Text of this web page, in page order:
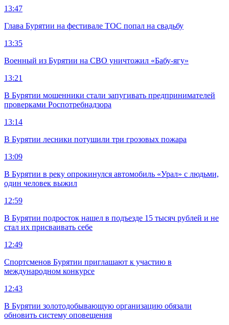
13:47
Глава Бурятии на фестивале ТОС попал на свадьбу
13:35
Военный из Бурятии на СВО уничтожил «Бабу-ягу»
13:21
В Бурятии мошенники стали запугивать предпринимателей
проверками Роспотребнадзора
13:14
В Бурятии лесники потушили три грозовых пожара
13:09
В Бурятии в реку опрокинулся автомобиль «Урал» с людьми,
один человек выжил
12:59
В Бурятии подросток нашел в подъезде 15 тысяч рублей и не
стал их присваивать себе
12:49
Спортсменов Бурятии приглашают к участию в
международном конкурсе
12:43
В Бурятии золотодобывающую организацию обязали
обновить систему оповещения